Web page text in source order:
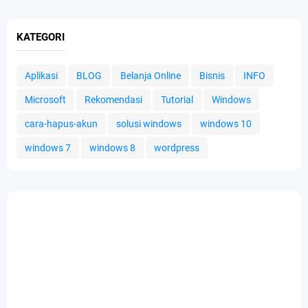
KATEGORI
Aplikasi BLOG Belanja Online Bisnis INFO
Microsoft Rekomendasi Tutorial Windows
cara-hapus-akun solusi windows windows 10
windows 7 windows 8 wordpress